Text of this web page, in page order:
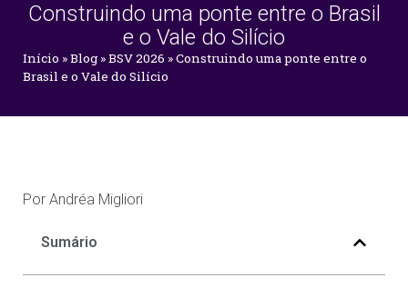
Construindo uma ponte entre o Brasil
e o Vale do Silício
Início »Blog »BSV 2026 »Construindo uma ponte entre o
Brasil e o Vale do Silício
Por Andréa Migliori
Sumário